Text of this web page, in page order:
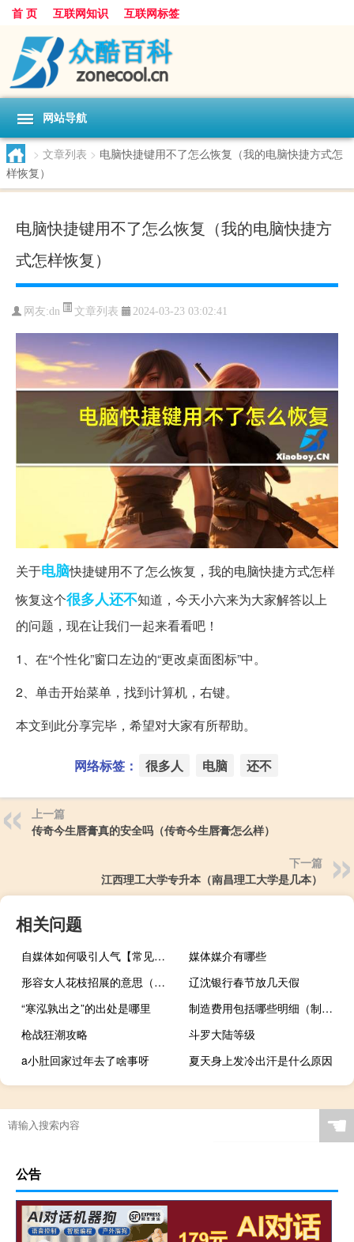
首 页 互联网知识 互联网标签
网站导航
> 文章列表 > 电脑快捷键用不了怎么恢复（我的电脑快捷方式怎
样恢复）
电脑快捷键用不了怎么恢复（我的电脑快捷方
式怎样恢复）
网友:dn 文章列表 2024-03-23 03:02:41
关于电脑快捷键用不了怎么恢复，我的电脑快捷方式怎样
恢复这个很多人还不知道，今天小六来为大家解答以上
的问题，现在让我们一起来看看吧！
1、在“个性化”窗口左边的“更改桌面图标”中。
2、单击开始菜单，找到计算机，右键。
本文到此分享完毕，希望对大家有所帮助。
网络标签： 很多人 电脑 还不
上一篇
传奇今生唇膏真的安全吗（传奇今生唇膏怎么样）
下一篇
江西理工大学专升本（南昌理工大学是几本）
相关问题
自媒体如何吸引人气【常见的策略和方法提高吸引力】
媒体媒介有哪些
形容女人花枝招展的意思（花枝招展的意思）
辽沈银行春节放几天假
“寒泓孰出之”的出处是哪里
制造费用包括哪些明细（制造费用包括哪些明细科目）
枪战狂潮攻略
斗罗大陆等级
a小肚回家过年去了啥事呀
夏天身上发冷出汗是什么原因
新摩托车没上牌可以上路吗
☚
公告